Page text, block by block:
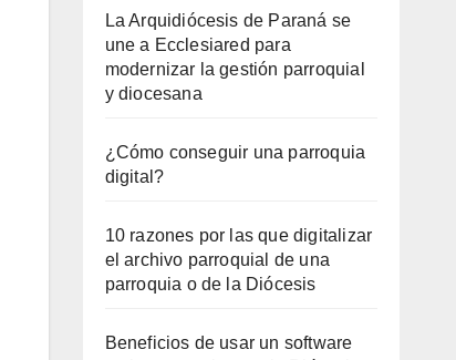
La Arquidiócesis de Paraná se
une a Ecclesiared para
modernizar la gestión parroquial
y diocesana
¿Cómo conseguir una parroquia
digital?
10 razones por las que digitalizar
el archivo parroquial de una
parroquia o de la Diócesis
Beneficios de usar un software